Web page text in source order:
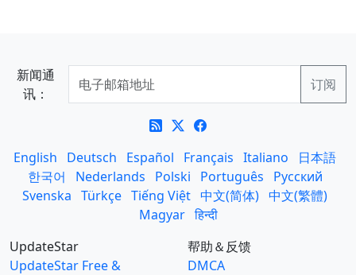
新闻通
讯：
English Deutsch Español Français Italiano
日本語
한국어
Nederlands Polski Português
Русский
Svenska Türkçe Tiếng Việt 中文(简体) 中文(繁體)
Magyar हिन्दी
UpdateStar
UpdateStar Free &
帮助＆反馈
DMCA